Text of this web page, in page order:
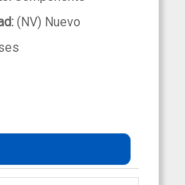
(NV) Nuevo